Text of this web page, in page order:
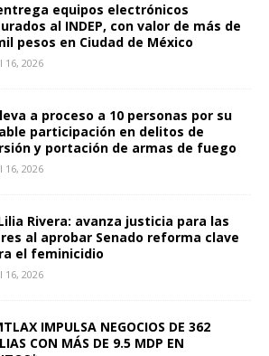
entrega equipos electrónicos
al INDEP, con valor de más de
pesos en Ciudad de México
16, 2026
a proceso a 10 personas por su
participación en delitos de
y portación de armas de fuego
16, 2026
Rivera: avanza justicia para las
al aprobar Senado reforma clave
el feminicidio
16, 2026
IMPULSA NEGOCIOS DE 362
CON MÁS DE 9.5 MDP EN